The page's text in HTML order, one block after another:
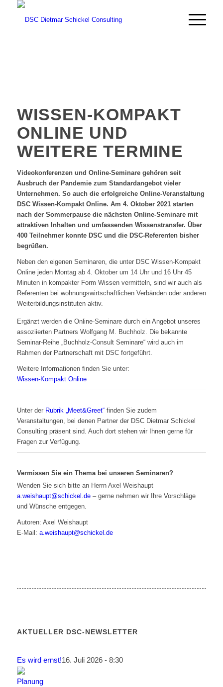
WISSEN-KOMPAKT
ONLINE UND
WEITERE TERMINE
Videokonferenzen und Online-Seminare gehören seit
Ausbruch der Pandemie zum Standardangebot vieler
Unternehmen. So auch die erfolgreiche Online-Veranstaltung
DSC Wissen-Kompakt Online. Am 4. Oktober 2021 starten
nach der Sommerpause die nächsten Online-Seminare mit
attraktiven Inhalten und umfassenden Wissenstransfer. Über
400 Teilnehmer konnte DSC und die DSC-Referenten bisher
begrüßen.
Neben den eigenen Seminaren, die unter DSC Wissen-Kompakt
Online jeden Montag ab 4. Oktober um 14 Uhr und 16 Uhr 45
Minuten in kompakter Form Wissen vermitteln, sind wir auch als
Referenten bei wohnungswirtschaftlichen Verbänden oder anderen
Weiterbildungsinstituten aktiv.
Ergänzt werden die Online-Seminare durch ein Angebot unseres
assoziierten Partners Wolfgang M. Buchholz. Die bekannte
Seminar-Reihe „Buchholz-Consult Seminare“ wird auch im
Rahmen der Partnerschaft mit DSC fortgeführt.
Weitere Informationen finden Sie unter:
Wissen-Kompakt Online
Unter der Rubrik „Meet&Greet“finden Sie zudem
Veranstaltungen, bei denen Partner der DSC Dietmar Schickel
Consulting präsent sind. Auch dort stehen wir Ihnen gerne für
Fragen zur Verfügung.
Vermissen Sie ein Thema bei unseren Seminaren?
Wenden Sie sich bitte an Herrn Axel Weishaupt
a.weishaupt@schickel.de– gerne nehmen wir Ihre Vorschläge
und Wünsche entgegen.
Autoren: Axel Weishaupt
E-Mail: a.weishaupt@schickel.de
AKTUELLER DSC-NEWSLETTER
Es wird ernst!16. Juli 2026 - 8:30